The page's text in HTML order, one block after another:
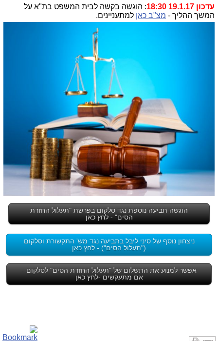
עדכון 19.1.17 18:30
: הוגשה בקשה לבית המשפט בת"א על
המשך ההליך - מצ"ב כאן למתעניינים.
הוגשה תביעה נוספת נגד סלקום בפרשת "תעלול החזרת
הסים" - לחץ כאן
ניצחון נוסף של סיני ליבל בתביעה נגד מש' התקשורת וסלקום
("תעלול הסים") - לחץ כאן
אפשר למנוע את התשלום של "תעלול החזרת הסים" לסלקום -
אם מתעקשים -לחץ כאן